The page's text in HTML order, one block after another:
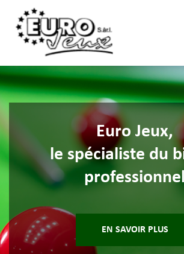
Euro Jeux,
le spécialiste du
EN SAVOIR PLUS